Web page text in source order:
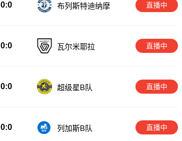
0:0 布列斯特迪纳摩 直播中
0:0 瓦尔米耶拉 直播中
0:0 超级星B队 直播中
0:0 列加斯B队 直播中